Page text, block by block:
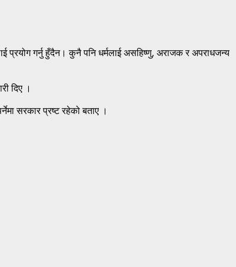
प्रयोग गर्नु हुँदैन। कुनै पनि धर्मलाई असहिष्णु, अराजक र अपराधजन्य
दिए ।
सरकार प्रष्ट रहेको बताए ।